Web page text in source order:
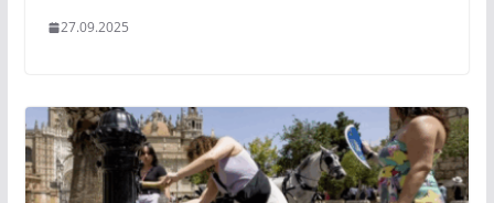
27.09.2025